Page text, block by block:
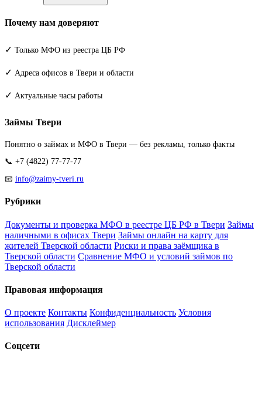
Почему нам доверяют
✓ Только МФО из реестра ЦБ РФ
✓ Адреса офисов в Твери и области
✓ Актуальные часы работы
Займы Твери
Понятно о займах и МФО в Твери — без рекламы, только факты
📞 +7 (4822) 77-77-77
📧 info@zaimy-tveri.ru
Рубрики
Документы и проверка МФО в реестре ЦБ РФ в Твери Займы
наличными в офисах Твери Займы онлайн на карту для
жителей Тверской области Риски и права заёмщика в
Тверской области Сравнение МФО и условий займов по
Тверской области
Правовая информация
О проекте Контакты Конфиденциальность Условия
использования Дисклеймер
Соцсети